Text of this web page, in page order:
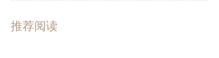
推荐阅读